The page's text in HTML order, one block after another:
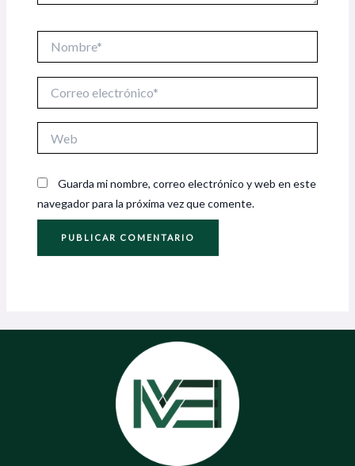
electrónico*
Guarda mi nombre, correo electrónico y web en este
navegador para la próxima vez que comente.